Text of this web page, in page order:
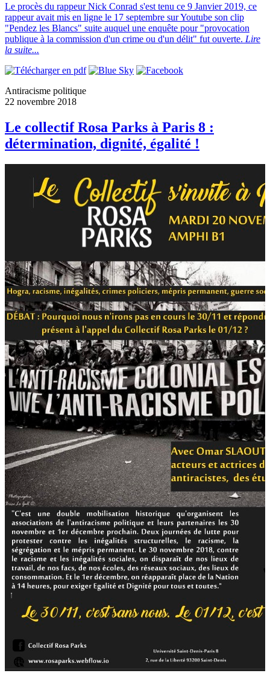
Le procès du rappeur Nick Conrad s'est tenu ce 9 Janvier 2019, ce
rappeur avait mis en ligne le 17 septembre sur Youtube son clip
"Pendez les Blancs" suite auquel une enquête pour "provocation
publique à la commission d'un crime ou d'un délit" fut ouverte. Lire
la suite...
Antiracisme politique
22 novembre 2018
Le collectif Rosa Parks à Paris 8 :
détermination, dignité, égalité !